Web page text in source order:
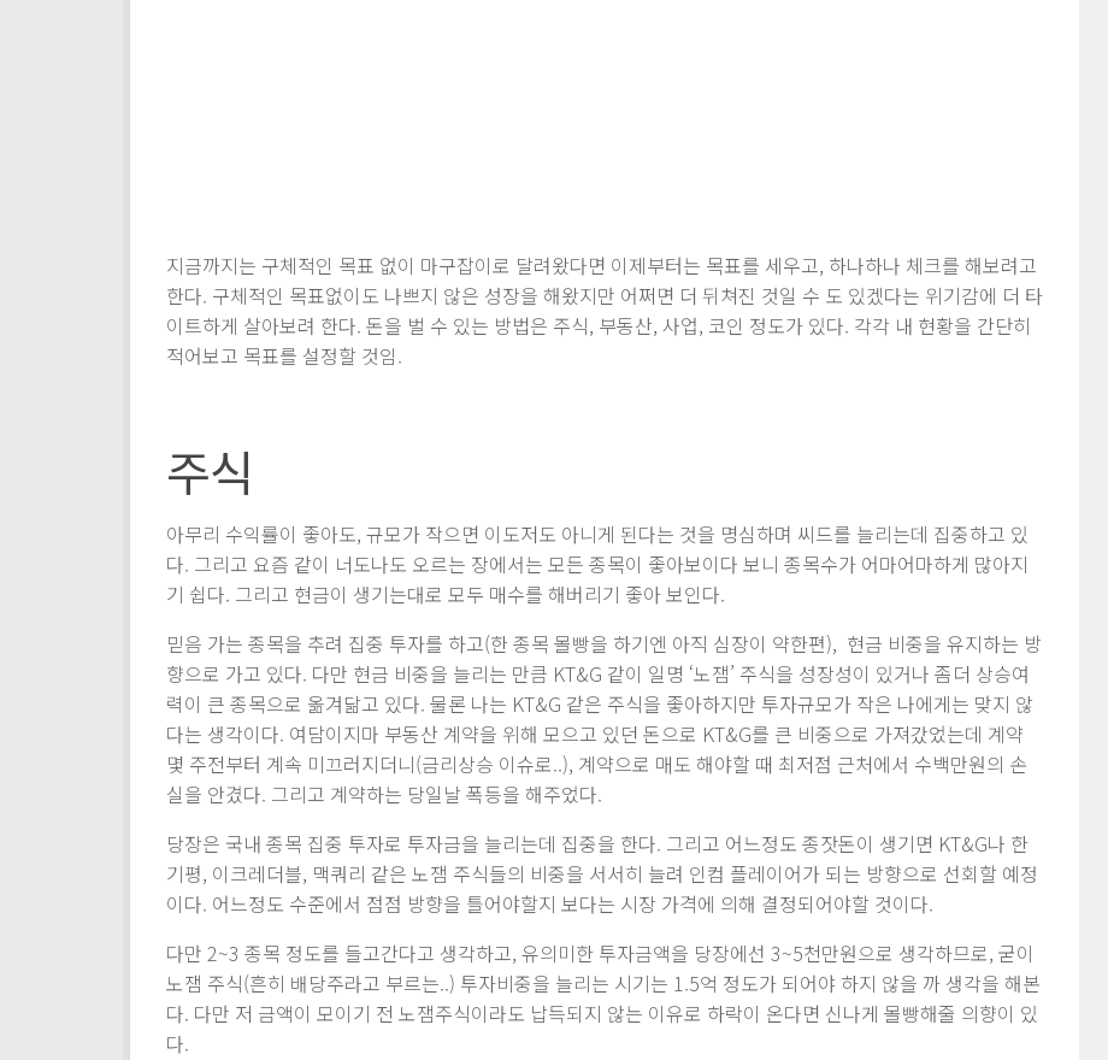
지금까지는 구체적인 목표 없이 마구잡이로 달려왔다면 이제부터는 목표를 세우고, 하나하나 체크를 해보려고
한다. 구체적인 목표없이도 나쁘지 않은 성장을 해왔지만 어쩌면 더 뒤쳐진 것일 수 도 있겠다는 위기감에 더 타
이트하게 살아보려 한다. 돈을 벌 수 있는 방법은 주식, 부동산, 사업, 코인 정도가 있다. 각각 내 현황을 간단히
적어보고 목표를 설정할 것임.
주식
아무리 수익률이 좋아도, 규모가 작으면 이도저도 아니게 된다는 것을 명심하며 씨드를 늘리는데 집중하고 있
다. 그리고 요즘 같이 너도나도 오르는 장에서는 모든 종목이 좋아보이다 보니 종목수가 어마어마하게 많아지
기 쉽다. 그리고 현금이 생기는대로 모두 매수를 해버리기 좋아 보인다.
믿음 가는 종목을 추려 집중 투자를 하고(한 종목 몰빵을 하기엔 아직 심장이 약한편), 현금 비중을 유지하는 방
향으로 가고 있다. 다만 현금 비중을 늘리는 만큼 KT&G 같이 일명 ‘노잼’ 주식을 성장성이 있거나 좀더 상승여
력이 큰 종목으로 옮겨닮고 있다. 물론 나는 KT&G 같은 주식을 좋아하지만 투자규모가 작은 나에게는 맞지 않
다는 생각이다. 여담이지마 부동산 계약을 위해 모으고 있던 돈으로 KT&G를 큰 비중으로 가져갔었는데 계약
몇 주전부터 계속 미끄러지더니(금리상승 이슈로..), 계약으로 매도 해야할 때 최저점 근처에서 수백만원의 손
실을 안겼다. 그리고 계약하는 당일날 폭등을 해주었다.
당장은 국내 종목 집중 투자로 투자금을 늘리는데 집중을 한다. 그리고 어느정도 종잣돈이 생기면 KT&G나 한
기평, 이크레더블, 맥쿼리 같은 노잼 주식들의 비중을 서서히 늘려 인컴 플레이어가 되는 방향으로 선회할 예정
이다. 어느정도 수준에서 점점 방향을 틀어야할지 보다는 시장 가격에 의해 결정되어야할 것이다.
다만 2~3 종목 정도를 들고간다고 생각하고, 유의미한 투자금액을 당장에선 3~5천만원으로 생각하므로, 굳이
노잼 주식(흔히 배당주라고 부르는..) 투자비중을 늘리는 시기는 1.5억 정도가 되어야 하지 않을 까 생각을 해본
다. 다만 저 금액이 모이기 전 노잼주식이라도 납득되지 않는 이유로 하락이 온다면 신나게 몰빵해줄 의향이 있
다.